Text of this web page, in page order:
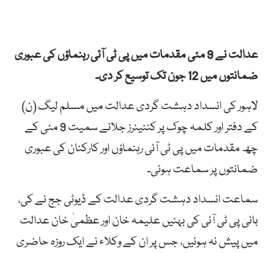
عدالت نے 9 مئی مقدمات میں پی ٹی آئی رہنماؤں کی عبوری
ضمانتوں میں 12 جون تک توسیع کر دی۔
لاہور کی انسداد دہشت گردی عدالت میں مسلم لیگ (ن)
کے دفتر اور کلمہ چوک پر کنٹینرز جلانے سمیت 9 مئی کے
چھ مقدمات میں پی ٹی آئی رہنماؤں اور کارکنان کی عبوری
ضمانتوں پر سماعت ہوئی۔
سماعت انسداد دہشت گردی عدالت کے ڈیوٹی جج نے کی،
بانی پی ٹی آئی کی بہنیں علیمہ خان اور عظمیٰ خان عدالت
میں پیش نہ ہوئیں، جس پر ان کے وکلاء نے ایک روزہ حاضری